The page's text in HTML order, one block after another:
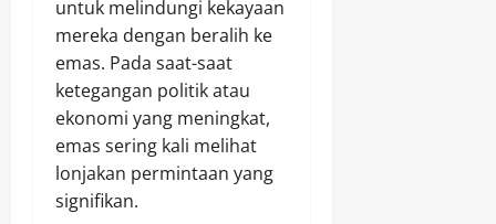
untuk melindungi kekayaan
mereka dengan beralih ke
emas. Pada saat-saat
ketegangan politik atau
ekonomi yang meningkat,
emas sering kali melihat
lonjakan permintaan yang
signifikan.